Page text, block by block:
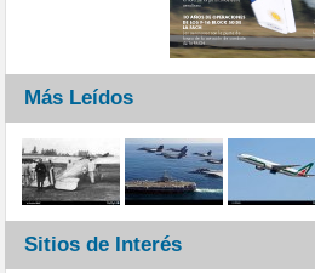
Más Leídos
Sitios de Interés